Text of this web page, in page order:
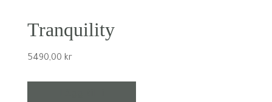
Tranquility
5490,00 kr